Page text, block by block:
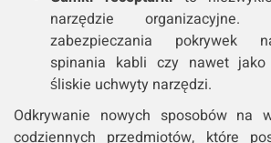
narzędzie
zabezpieczania pokrywek
spinania kabli czy nawet
śliskie uchwyty narzędzi.
Odkrywanie nowych sposobów na
codziennych przedmiotów, które